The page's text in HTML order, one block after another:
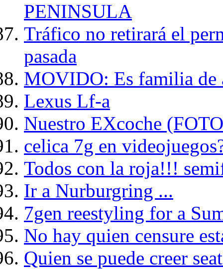
PENINSULA
Tráfico no retirará el
pasada
MOVIDO: Es familia de
Lexus Lf-a
Nuestro EXcoche
celica 7g en
Todos con la roja!!!
Ir a Nurburgring ...
7gen reestyling for a
No hay quien censure
Quien se puede creer